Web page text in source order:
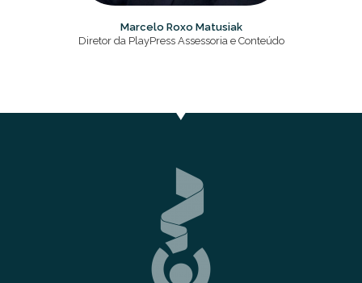
Marcelo Roxo Matusiak
Diretor da PlayPress Assessoria e Conteúdo